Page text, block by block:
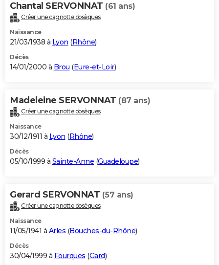
Chantal SERVONNAT (61 ans)
Créer une cagnotte obsèques
Naissance
21/03/1938 à Lyon (Rhône)
Décès
14/01/2000 à Brou (Eure-et-Loir)
Madeleine SERVONNAT (87 ans)
Créer une cagnotte obsèques
Naissance
30/12/1911 à Lyon (Rhône)
Décès
05/10/1999 à Sainte-Anne (Guadeloupe)
Gerard SERVONNAT (57 ans)
Créer une cagnotte obsèques
Naissance
11/05/1941 à Arles (Bouches-du-Rhône)
Décès
30/04/1999 à Fourques (Gard)